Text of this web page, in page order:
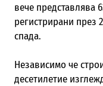
вече представлява
регистрирани през
спада.
Независимо че
десетилетие